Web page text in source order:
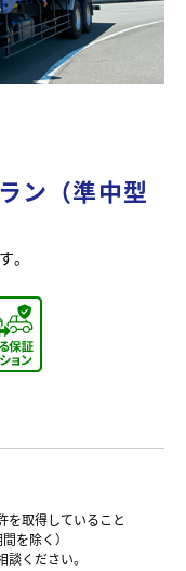
ン（準中型
。
を取得していること
を除く）
ください。